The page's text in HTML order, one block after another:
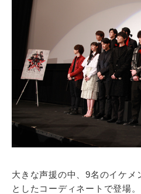
大きな声援の中、9名のイケメ
としたコーディネートで登場